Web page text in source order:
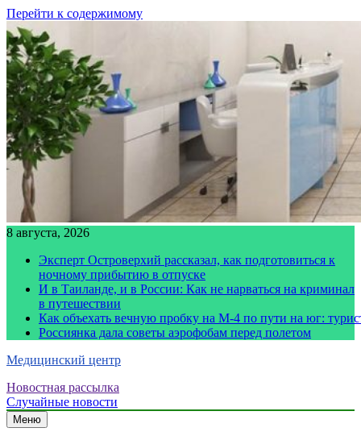
Перейти к содержимому
8 августа, 2026
Эксперт Островерхий рассказал, как подготовиться к
ночному прибытию в отпуске
И в Таиланде, и в России: Как не нарваться на криминал
в путешествии
Как объехать вечную пробку на М-4 по пути на юг:
Россиянка дала советы аэрофобам перед полетом
Медицинский центр
Новостная рассылка
Случайные новости
Меню